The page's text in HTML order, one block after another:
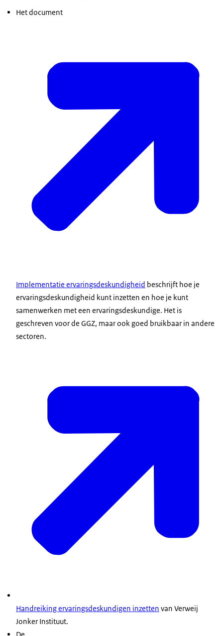
Het document
Implementatie ervaringsdeskundigheid beschrijft hoe je
ervaringsdeskundigheid kunt inzetten en hoe je kunt
samenwerken met een ervaringsdeskundige. Het is
geschreven voor de GGZ, maar ook goed bruikbaar in andere
sectoren.
Handreiking ervaringsdeskundigen inzetten van Verweij
Jonker Instituut.
De